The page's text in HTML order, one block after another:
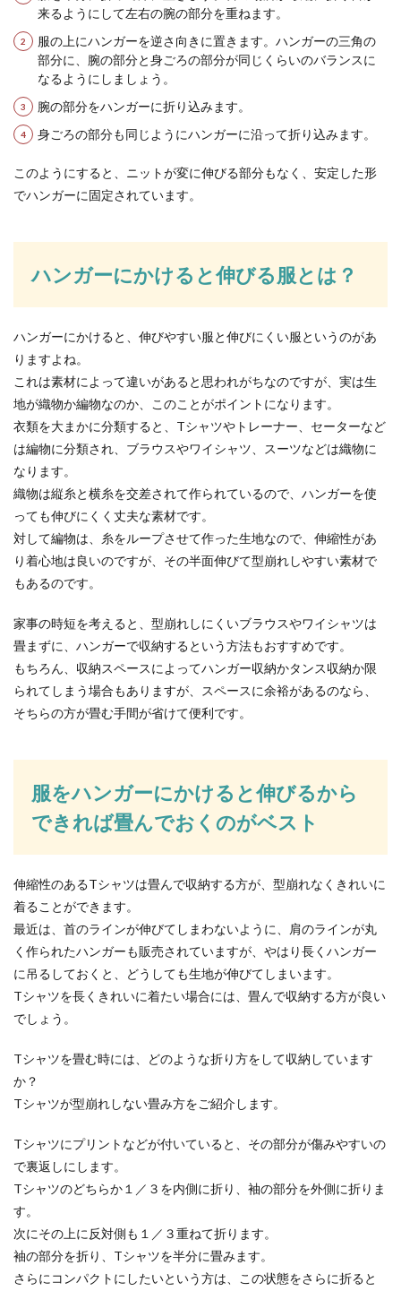
るべきポイントを掴んで練習すれば初心者でも上
達できます。...
ピアノの中古の相場とは？中古ピアノ
を買うときのポイント
中古ピアノの相場はどのくらいなのでしょうか？
取り消すべき？その方法とは
自転車を売りたいけれど、買ったときに防犯登録
したものはどうなるのでしょうか？自分で防犯登
録を...
こんな髪型
女の子らしくて可愛いストレートのボブは人気の
ある髪型のひとつですよね。そのままでも充分可
氷をキレイな透明に！家庭の冷凍庫で
できる透明な氷の作り方
家の冷凍庫で透明の氷を作りたいと思っても、ど
大学を退学後に選べる進路！再入学・
大学を中退した後に自分のこれからの進路につい
という選択肢...
来るようにして左右の腕の部分を重ねます。
服の上にハンガーを逆さ向きに置きます。ハンガーの三角の
部分に、腕の部分と身ごろの部分が同じくらいのバランスに
なるようにしましょう。
腕の部分をハンガーに折り込みます。
身ごろの部分も同じようにハンガーに沿って折り込みます。
このようにすると、ニットが変に伸びる部分もなく、安定した形
でハンガーに固定されています。
ハンガーにかけると伸びる服とは？
ハンガーにかけると、伸びやすい服と伸びにくい服というのがあ
りますよね。
これは素材によって違いがあると思われがちなのですが、実は生
地が織物か編物なのか、このことがポイントになります。
衣類を大まかに分類すると、Tシャツやトレーナー、セーターなど
は編物に分類され、ブラウスやワイシャツ、スーツなどは織物に
なります。
織物は縦糸と横糸を交差されて作られているので、ハンガーを使
っても伸びにくく丈夫な素材です。
対して編物は、糸をループさせて作った生地なので、伸縮性があ
り着心地は良いのですが、その半面伸びて型崩れしやすい素材で
もあるのです。
家事の時短を考えると、型崩れしにくいブラウスやワイシャツは
畳まずに、ハンガーで収納するという方法もおすすめです。
もちろん、収納スペースによってハンガー収納かタンス収納か限
られてしまう場合もありますが、スペースに余裕があるのなら、
そちらの方が畳む手間が省けて便利です。
服をハンガーにかけると伸びるから
できれば畳んでおくのがベスト
伸縮性のあるTシャツは畳んで収納する方が、型崩れなくきれいに
着ることができます。
最近は、首のラインが伸びてしまわないように、肩のラインが丸
く作られたハンガーも販売されていますが、やはり長くハンガー
に吊るしておくと、どうしても生地が伸びてしまいます。
Tシャツを長くきれいに着たい場合には、畳んで収納する方が良い
でしょう。
Tシャツを畳む時には、どのような折り方をして収納しています
か？
Tシャツが型崩れしない畳み方をご紹介します。
Tシャツにプリントなどが付いていると、その部分が傷みやすいの
で裏返しにします。
Tシャツのどちらか１／３を内側に折り、袖の部分を外側に折りま
す。
次にその上に反対側も１／３重ねて折ります。
袖の部分を折り、Tシャツを半分に畳みます。
さらにコンパクトにしたいという方は、この状態をさらに折ると